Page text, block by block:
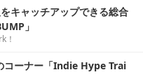
キャッチアップできる総合
」
！
コーナー「Indie Hype Trai